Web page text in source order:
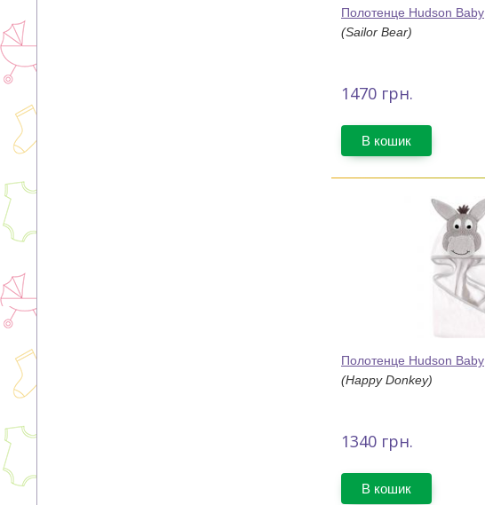
Полотенце Hudson Baby
(Sailor Bear)
1470 грн.
В кошик
Полотенце Hudson Baby
(Happy Donkey)
1340 грн.
В кошик